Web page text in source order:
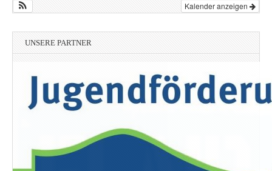
Kalender anzeigen
UNSERE PARTNER